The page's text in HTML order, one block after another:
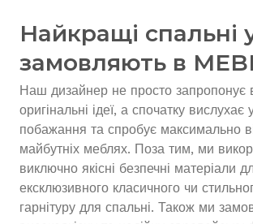
Найкращі спальні
замовляють в
Наш дизайнер не просто запропонує
оригінальні ідеї, а спочатку вислухає
побажання та спробує максимально
майбутніх меблях. Поза тим, ми
виключно якісні безпечні матеріали
ексклюзивного класичного чи
гарнітуру для спальні. Також ми